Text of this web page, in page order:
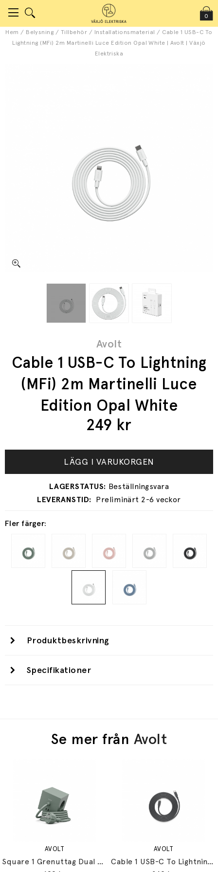
0
Hem / Belysning / Tillbehör / Installationsmaterial / Cable 1 USB-C To
Lightning (MFi) 2m Martinelli Luce Edition Opal White | Avolt | Växjö
Elektriska
Avolt
Cable 1 USB-C To Lightning
(MFi) 2m Martinelli Luce
Edition Opal White
249 kr
Fler färger:
LÄGG I VARUKORGEN
Preliminärt 2-6 veckor
Produktbeskrivning
Specifikationer
Se mer från Avolt
AVOLT
Square 1 Grenuttag Dual USB-C 30W & Magnet 1,8m Oak Green
AVOLT
Cable 1 USB-C To Lightning (60W) Stockholm Black